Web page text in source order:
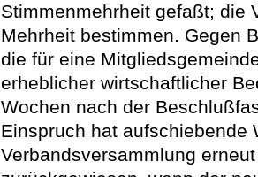
Stimmenmehrheit gefaßt; die
Mehrheit bestimmen. Gegen
die für eine
erheblicher wirtschaftlicher
Wochen nach der
Einspruch hat aufschiebende
Verbandsversammlung